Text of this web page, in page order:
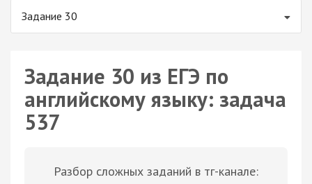
Задание 30
Задание 30 из ЕГЭ по
английскому языку: задача
537
Разбор сложных заданий в тг-канале: